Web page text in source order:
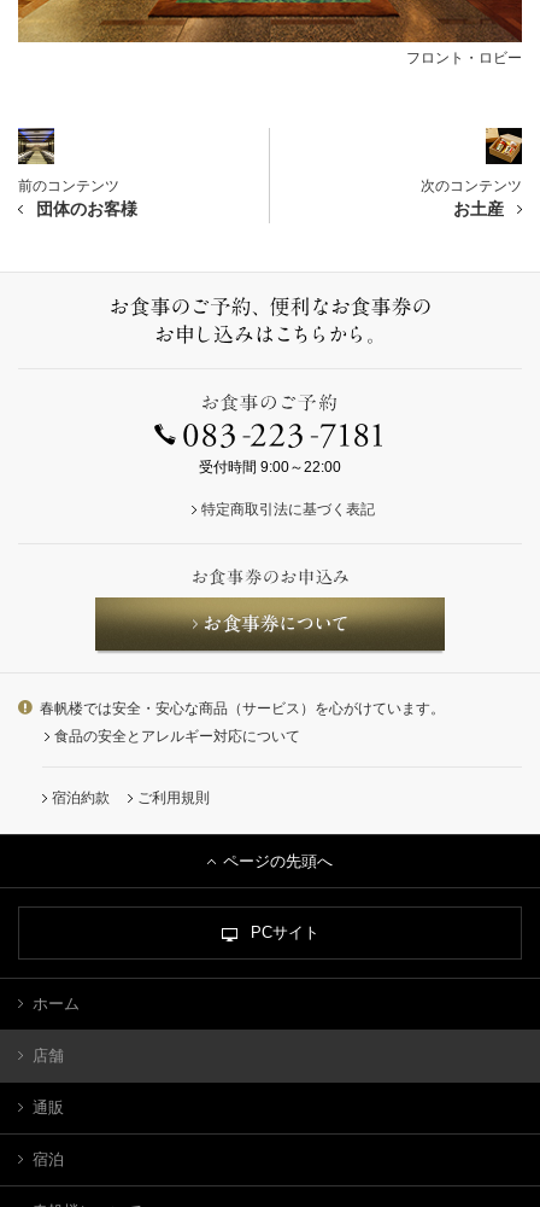
フロント・ロビー
前のコンテンツ
団体のお客様
次のコンテンツ
お土産
受付時間 9:00～22:00
特定商取引法に基づく表記
春帆楼では安全・安心な商品（サービス）を心がけています。
食品の安全とアレルギー対応について
宿泊約款 ご利用規則
ページの先頭へ
PCサイト
ホーム
店舗
通販
宿泊